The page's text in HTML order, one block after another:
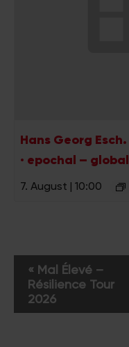
Hans Georg
· epochal – global
7. August | 10:00
a
« Mal Élevé –
Résilience Tour
2026